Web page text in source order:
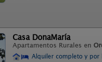
Casa DonaMaría
Apartamentos Rurales en
Alquiler completo y por